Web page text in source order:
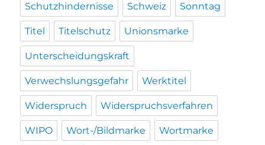
Schutzhindernisse Schweiz Sonntag
Titel Titelschutz Unionsmarke
Unterscheidungskraft
Verwechslungsgefahr Werktitel
Widerspruch Widerspruchsverfahren
WIPO Wort-/Bildmarke Wortmarke